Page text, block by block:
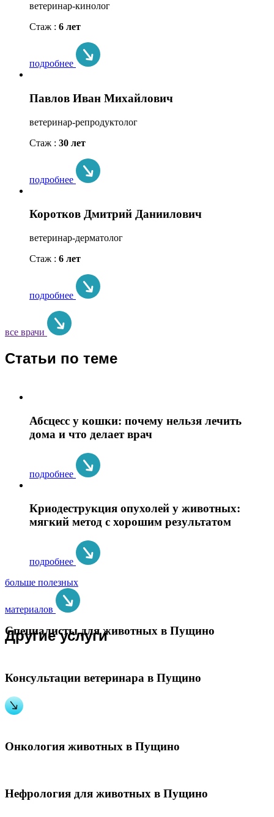
ветеринар-кинолог
Стаж : 6 лет
подробнее
Павлов Иван Михайлович
ветеринар-репродуктолог
Стаж : 30 лет
подробнее
Коротков Дмитрий Даниилович
ветеринар-дерматолог
Стаж : 6 лет
подробнее
все врачи
Статьи по теме
Абсцесс у кошки: почему нельзя лечить
дома и что делает врач
подробнее
Криодеструкция опухолей у животных:
мягкий метод с хорошим результатом
подробнее
больше полезных
материалов
Другие услуги
Специалисты для животных в Пущино
Консультации ветеринара в Пущино
Онкология животных в Пущино
Нефрология для животных в Пущино